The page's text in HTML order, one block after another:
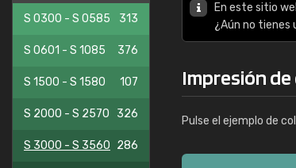
S 0300 - S 0585 313
S 0601 - S 1085 376
S 1500 - S 1580 107
S 2000 - S 2570 326
S 3000 - S 3560 286
En este sitio
¿Aún no tienes
Impresión de
Pulse el ejemplo de